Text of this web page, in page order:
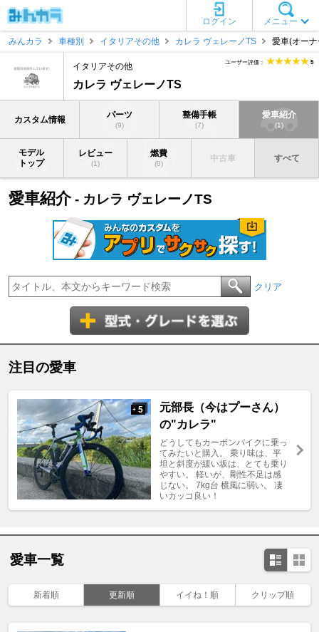
メニュー
ログイン
みんカラ
車種別 イタリアその他 カレラ ヴェレーノTS 愛車(オー
イタリアその他
カレラ ヴェレーノTS
ユーザー評価： 5
カスタム情報 パーツ
(9)
整備手帳
(7)
愛車紹介
(1)
モデル
トップ
レビュー
(1)
燃費
(0)
中古車 すべて
愛車紹介- カレラ ヴェレーノTS
クリア
注目の愛車
+ 5
元部長（今はプーさん）
の"カレラ"
どうしてもカーボンバイクに乗っ
てみたいと購入。 乗り味は、平
坦と斜度が緩い坂は、とても乗り
やすい。 軽いが、剛性不足は感
じない。 7kg台 横風に弱い。 凄
いカッコ良い！
愛車一覧
新着順 更新順 イイね！順 クリップ順